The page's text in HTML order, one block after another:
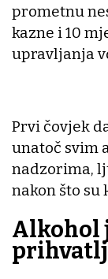
prometnu
kazne i 10
upravljanja
Prvi čovjek
unatoč svim
nadzorima,
nakon što su
Alkohol